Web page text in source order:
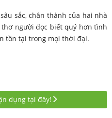
sắc, chân thành của hai nhà
người đọc biết quý hơn tình
tồn tại trong mọi thời đại.
dụng tại đây!